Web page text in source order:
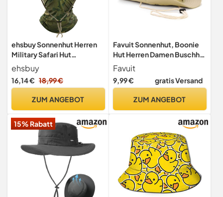
ehsbuy Sonnenhut Herren
Military Safari Hut
Sommerhut Breiter Krempe
Camo Wanderhut Armee
Boonie Hut mit Kühlender
Schlauchschal Outdoor
ehsbuy
16,14 € 18,99 €
ZUM ANGEBOT
Favuit Sonnenhut, Boonie
Hut Herren Damen Buschhut
Breite Krempe Outdoor Hat
UV Schutz Sonnenschutz
Faltbar Wanderhut
Anglerhut Buschhüte
Favuit
9,99 € gratis Versand
ZUM ANGEBOT
15% Rabatt